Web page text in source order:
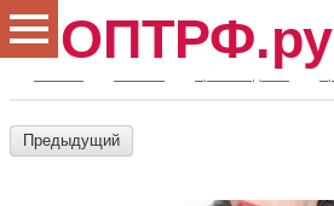
ОПТРФ.ру
Предыдущий